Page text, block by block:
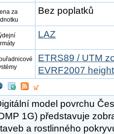
za
Bez poplatků
LAZ
ETRS89 / UTM
EVRF2007 height
model povrchu
1G) představuje
a rostlinného